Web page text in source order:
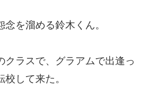
念を溜める鈴木くん。
クラスで、グラアムで出逢っ
して来た。